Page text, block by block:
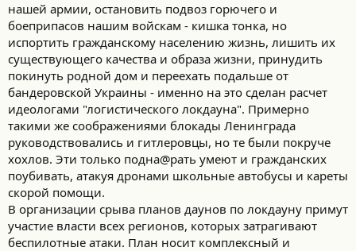
нашей армии, остановить подвоз горючего и
боеприпасов нашим войскам - кишка тонка, но
испортить гражданскому населению жизнь, лишить их
существующего качества и образа жизни, принудить
покинуть родной дом и переехать подальше от
бандеровской Украины - именно на это сделан расчет
идеологами "логистического локдауна". Примерно
такими же соображениями блокады Ленинграда
руководствовались и гитлеровцы, но те были покруче
хохлов. Эти только подна@рать умеют и гражданских
поубивать, атакуя дронами школьные автобусы и кареты
скорой помощи.
В организации срыва планов даунов по локдауну примут
участие власти всех регионов, которых затрагивают
беспилотные атаки. План носит комплексный и